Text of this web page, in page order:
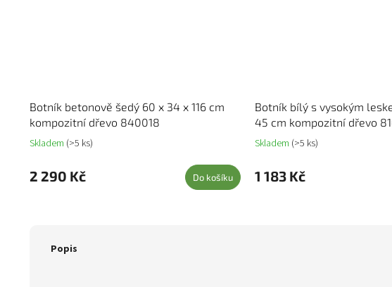
Botník betonově šedý 60 x 34 x 116 cm
kompozitní dřevo 840018
Skladem (>5 ks)
2 290 Kč Do košíku
Botník bílý s vysokým
45 cm kompozitní dřevo
Skladem (>5 ks)
1 183 Kč
Popis